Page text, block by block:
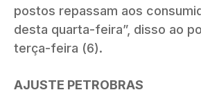
postos repassam aos
desta quarta-feira”, disso ao
terça-feira (6).
AJUSTE PETROBRAS